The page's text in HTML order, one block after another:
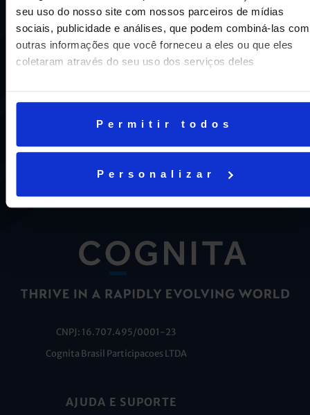
seu uso do nosso site com nossos parceiros de mídias
sociais, publicidade e análises, que podem combiná-las com
outras informações que você forneceu a eles ou que eles
coletaram através do seu uso dos serviços deles
Permitir todos
Personalizar
Uma escola com mais de 70 anos de tradição e
compromisso de oferecer aos nossos alunos uma
nosso DNA e por isso temos 16 anos como líderes do
ENEM em Niterói, somos a segunda melhor escola do
CNPJ: 16.707.495/0001-23
Cognita Brasil Participacoes LTDA
AJUDA E SUPORTE